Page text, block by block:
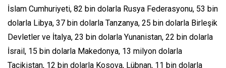
İslam Cumhuriyeti, 82 bin dolarla Rusya Federasyonu, 53 bin
dolarla Libya, 37 bin dolarla Tanzanya, 25 bin dolarla Birleşik
Devletler ve İtalya, 23 bin dolarla Yunanistan, 22 bin dolarla
İsrail, 15 bin dolarla Makedonya, 13 milyon dolarla
Tacikistan, 12 bin dolarla Kosova, Lübnan, 11 bin dolarla